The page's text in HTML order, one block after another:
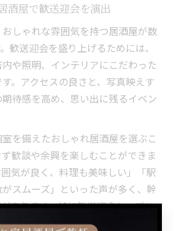
酒屋で歓送迎会を演出
しゃれな雰囲気を持つ居酒屋が数
歓送迎会を盛り上げるためには、
や照明、インテリアにこだわった
。アクセスの良さと、写真映えす
待感を高め、思い出に残るイベン
を備えたおしゃれ居酒屋を選ぶこ
歓談や余興を楽しむことができま
気が良く、料理も美味しい」「駅
スムーズ」といった声が多く、幹
あります。特に歓送迎会シーズン
ので、早めのリサーチと仮予約を